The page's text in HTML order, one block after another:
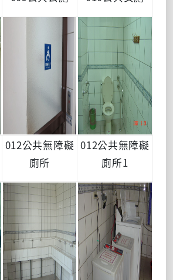
012公共無障礙
廁所
012公共無障礙
廁所1